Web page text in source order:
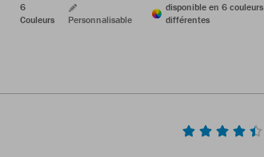
6
Couleurs
Personnalisable
disponible en 6 couleurs
différentes